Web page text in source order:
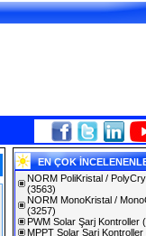
EN ÇOK
NORM PoliKristal /
(3563)
NORM MonoKristal /
(3257)
PWM Solar Şarj Kontroller
MPPT Solar Şarj Kontroller